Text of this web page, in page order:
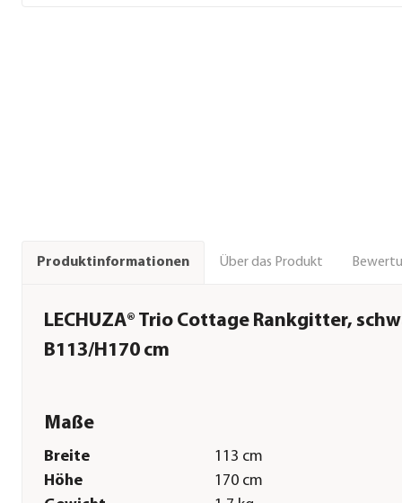
Produktinformationen Über das Produkt
LECHUZA® Trio Cottage Rankgitter,
B113/H170 cm
Maße
Breite
113 cm
Höhe
170 cm